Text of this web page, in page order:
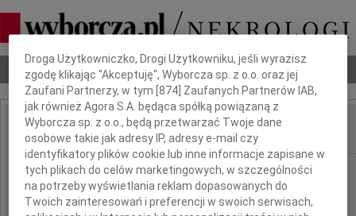
Nekrologi Odeszli Poradnik pogrzebowy
IMIĘ I NAZWISKO:
REGION: Warszawa
DATA EMISJI: 24.08.2010
Dbamy o Twoją prywatność
Droga Użytkowniczko, Drogi Użytkowniku, jeśli wyrazisz
zgodę klikając "Akceptuję", Wyborcza sp. z o.o. oraz jej
Zaufani Partnerzy, w tym [874 ] Zaufanych Partnerów IAB,
jak również Agora S.A. będąca spółką powiązaną z
Wyborcza sp. z o.o., będą przetwarzać Twoje dane
osobowe takie jak adresy IP, adresy e-mail czy
identyfikatory plików cookie lub inne informacje zapisane w
tych plikach do celów marketingowych, w szczególności
na potrzeby wyświetlania reklam dopasowanych do
Twoich zainteresowań i preferencji w swoich serwisach,